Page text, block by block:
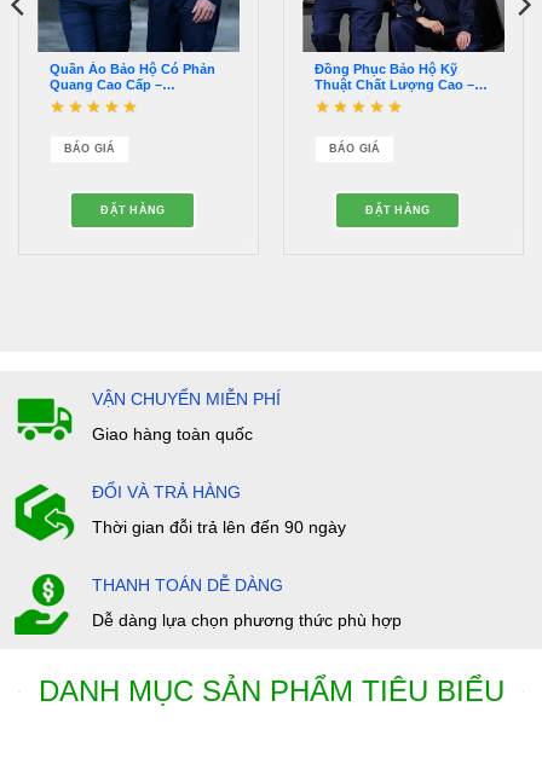
Quần Áo Bảo Hộ Có Phản
Quang Cao Cấp –
QDBH00012
saoBÁO GIÁ
ĐẶT HÀNG
Đồng Phục Bảo Hộ Kỹ
Thuật Chất Lượng Cao –
QĐBH00001
saoBÁO GIÁ
ĐẶT HÀNG
VẬN CHUYỂN MIỄN PHÍ
Giao hàng toàn quốc
ĐỔI VÀ TRẢ HÀNG
Thời gian đỗi trả lên đến 90 ngày
THANH TOÁN DỄ DÀNG
Dễ dàng lựa chọn phương thức phù hợp
DANH MỤC SẢN PHẨM TIÊU BIỂU